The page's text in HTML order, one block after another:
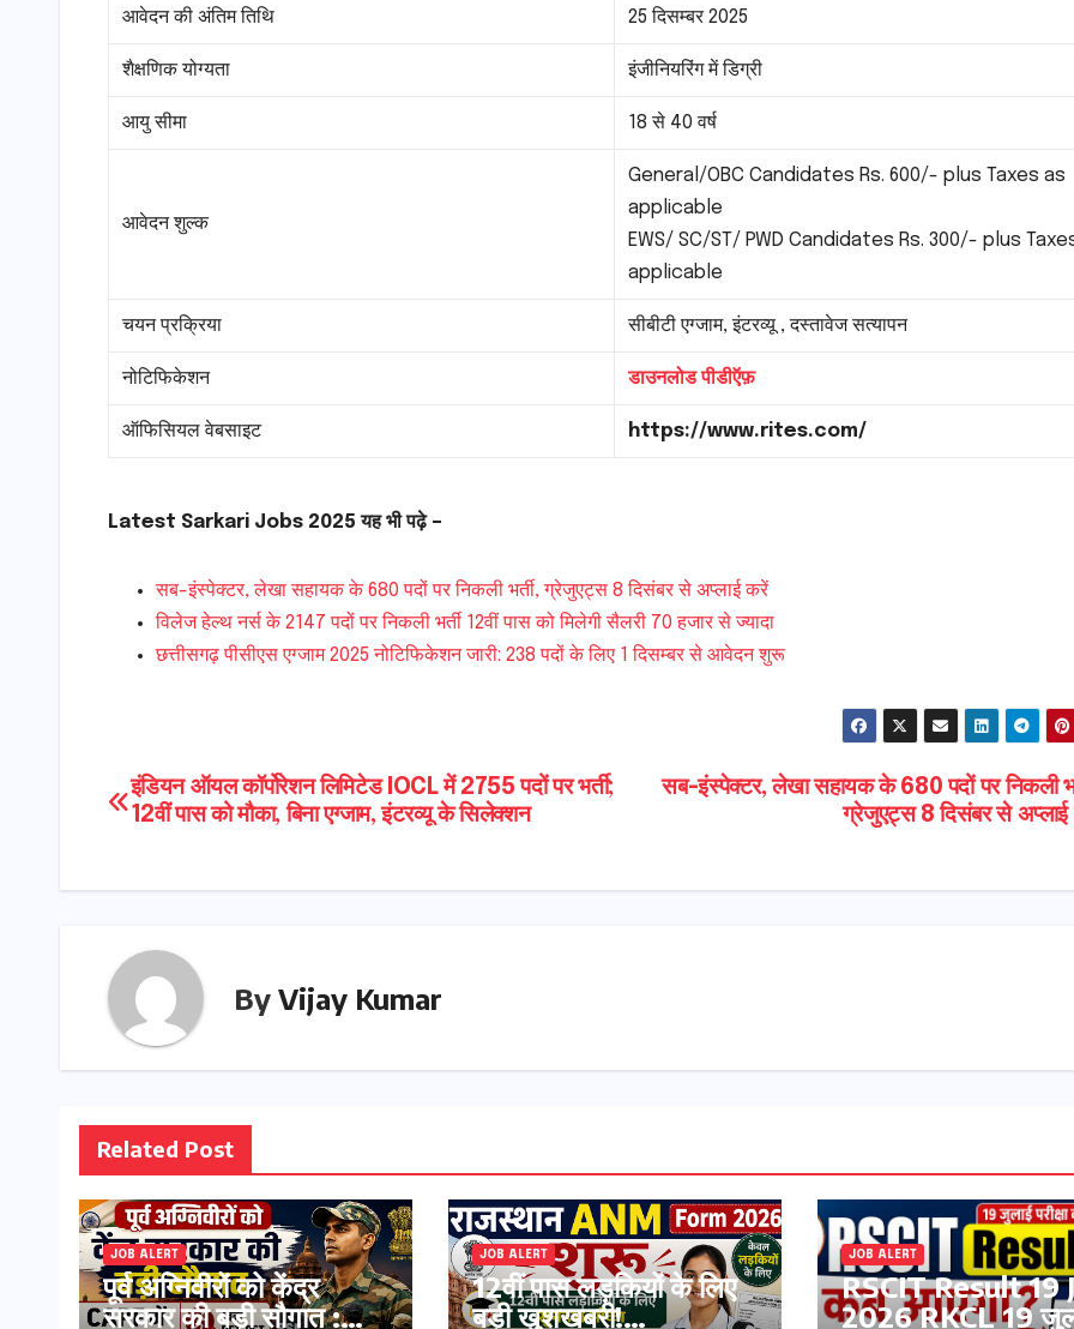
आवेदन की अंतिम तिथि 25 दिसम्बर 2025
शैक्षणिक योग्यता इंजीनियरिंग में डिग्री
आयु सीमा 18 से 40 वर्ष
आवेदन शुल्क
General/OBC Candidates Rs. 600/- plus Taxes as
applicable
EWS/ SC/ST/ PWD Candidates Rs. 300/- plus
applicable
चयन प्रक्रिया सीबीटी एग्जाम, इंटरव्यू , दस्तावेज सत्यापन
नोटिफिकेशन डाउनलोड पीडीऍफ़
ऑफिसियल वेबसाइट https://www.rites.com/
Latest Sarkari Jobs 2025 यह भी पढ़े –
सब-इंस्पेक्टर, लेखा सहायक के 680 पदों पर निकली भर्ती, ग्रेजुएट्स 8 दिसंबर से अप्लाई करें
विलेज हेल्थ नर्स के 2147 पदों पर निकली भर्ती 12वीं पास को मिलेगी सैलरी 70 हजार से ज्यादा
छत्तीसगढ़ पीसीएस एग्जाम 2025 नोटिफिकेशन जारी: 238 पदों के लिए 1 दिसम्बर से आवेदन शुरू
Post
सब-इंस्पेक्टर, लेखा सहायक के 680 पदों पर निकली
ग्रेजुएट्स 8 दिसंबर से
इंडियन ऑयल कॉर्पोरेशन लिमिटेड IOCL में 2755 पदों पर भर्ती;
12वीं पास को मौका, बिना एग्जाम, इंटरव्यू के सिलेक्शन
By Vijay Kumar
Related Post
JOB ALERT
पूर्व अग्निवीरों को केंद्र
सरकार की बड़ी सौगात :
JOB ALERT
12वीं पास लड़कियों के लिए
बड़ी खुशखबरी!
JOB ALERT
RSCIT Result 19
2026 RKCL 19